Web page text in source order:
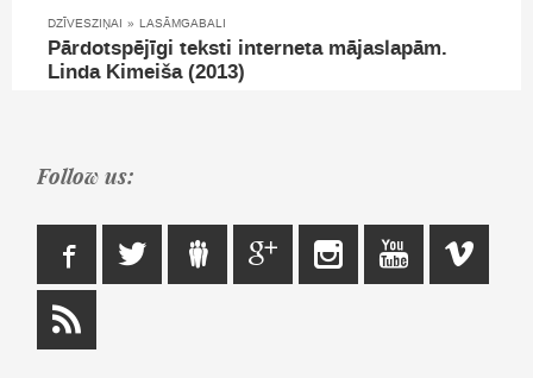
DZĪVESZIŅAI » LASĀMGABALI
Pārdotspējīgi teksti interneta mājaslapām.
Linda Kimeiša (2013)
Follow us: